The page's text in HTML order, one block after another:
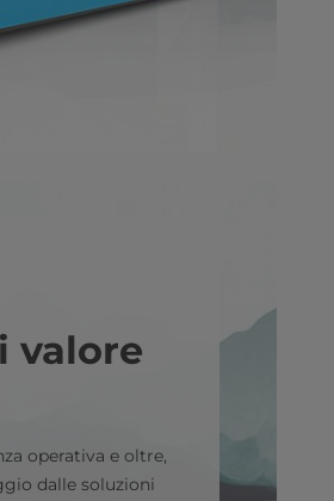
valore
operativa e oltre,
dalle soluzioni